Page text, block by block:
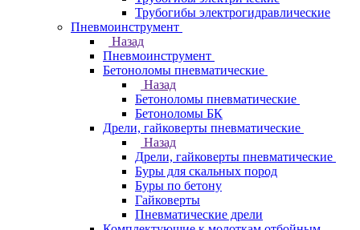
Трубогибы электрогидравлические
Пневмоинструмент
Назад
Пневмоинструмент
Бетоноломы пневматические
Назад
Бетоноломы пневматические
Бетоноломы БК
Дрели, гайковерты пневматические
Назад
Дрели, гайковерты пневматические
Буры для скальных пород
Буры по бетону
Гайковерты
Пневматические дрели